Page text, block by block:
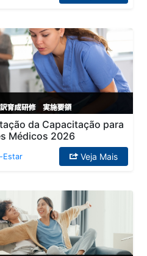
da Capacitação para
Médicos 2026
Estar Veja Mais